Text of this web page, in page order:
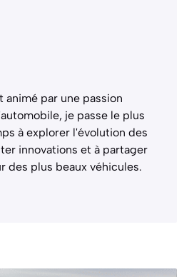
animé par une passion
je passe le plus
à explorer l'évolution des
innovations et à partager
des plus beaux véhicules.